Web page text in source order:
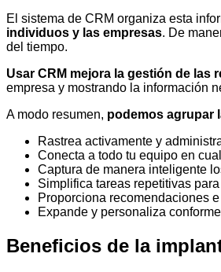
El sistema de CRM organiza esta
individuos y las empresas. De
del tiempo.
Usar CRM mejora la gestión de las
empresa y mostrando la información
A modo resumen, podemos agrupar
Rastrea activamente y
Conecta a todo tu equipo en
Captura de manera inteligente
Simplifica tareas repetitivas
Proporciona recomendaciones
Expande y personaliza
Beneficios de la